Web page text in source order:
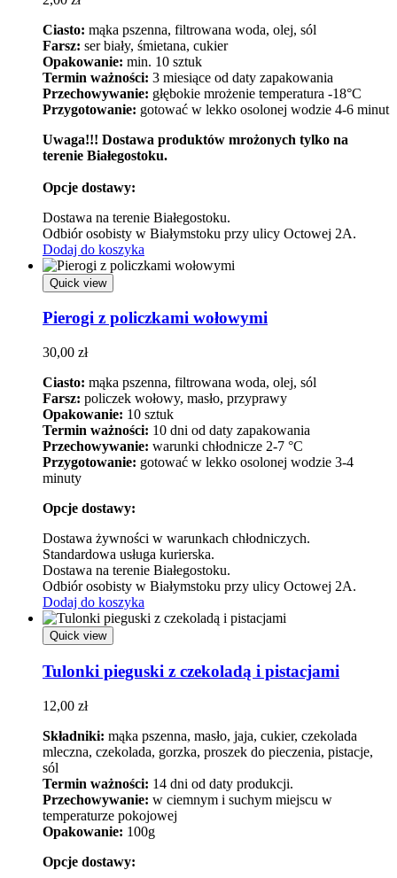
Ciasto: mąka pszenna, filtrowana woda, olej, sól
Farsz: ser biały, śmietana, cukier
Opakowanie: min. 10 sztuk
Termin ważności: 3 miesiące od daty zapakowania
Przechowywanie: głębokie mrożenie temperatura -18°C
Przygotowanie: gotować w lekko osolonej wodzie 4-6 minut
Uwaga!!! Dostawa produktów mrożonych tylko na
terenie Białegostoku.
Opcje dostawy:
Dostawa na terenie Białegostoku.
Odbiór osobisty w Białymstoku przy ulicy Octowej 2A.
Dodaj do koszyka
Quick view
Pierogi z policzkami wołowymi
30,00 zł
Ciasto: mąka pszenna, filtrowana woda, olej, sól
Farsz: policzek wołowy, masło, przyprawy
Opakowanie: 10 sztuk
Termin ważności: 10 dni od daty zapakowania
Przechowywanie: warunki chłodnicze 2-7 °C
Przygotowanie: gotować w lekko osolonej wodzie 3-4
minuty
Opcje dostawy:
Dostawa żywności w warunkach chłodniczych.
Standardowa usługa kurierska.
Dostawa na terenie Białegostoku.
Odbiór osobisty w Białymstoku przy ulicy Octowej 2A.
Dodaj do koszyka
Quick view
Tulonki pieguski z czekoladą i pistacjami
12,00 zł
Składniki: mąka pszenna, masło, jaja, cukier, czekolada
mleczna, czekolada, gorzka, proszek do pieczenia, pistacje,
sól
Termin ważności: 14 dni od daty produkcji.
Przechowywanie: w ciemnym i suchym miejscu w
temperaturze pokojowej
Opakowanie: 100g
Opcje dostawy: